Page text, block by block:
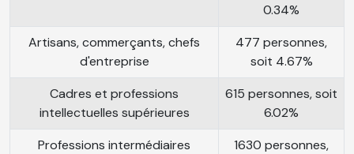
0.34%
Artisans, commerçants, chefs
d'entreprise
477 personnes,
soit 4.67%
Cadres et professions
intellectuelles supérieures
615 personnes, soit
6.02%
Professions intermédiaires
1630 personnes,